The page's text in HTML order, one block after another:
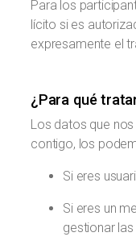
Para los
lícito si es
expresamente el
¿Para qué
Los datos que
contigo, los
Si eres
Si eres un
gestionar